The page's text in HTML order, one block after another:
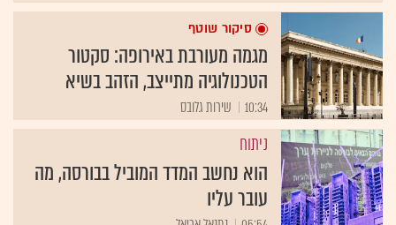
סיקור שוטף
מגמה מעורבת באירופה: סקטור
הטכנולוגיה מתייצב, הזהב בשיא
10:34 שירות גלובס
ניתוח
הוא נחשב המדד המוביל בבורסה, מה
עובר עליו